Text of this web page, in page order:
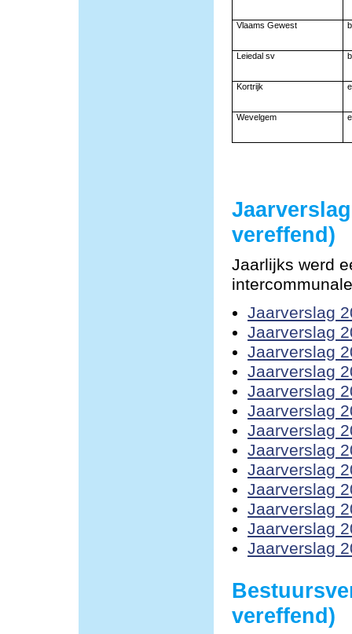
Vlaams Gewest
Leiedal sv
Kortrijk
Wevelgem
vereffend)
Jaarlijks werd
Jaarverslag
Jaarverslag
Jaarverslag
Jaarverslag
Jaarverslag
Jaarverslag
Jaarverslag
Jaarverslag
Jaarverslag
Jaarverslag
Jaarverslag
Jaarverslag
Jaarverslag
vereffend)